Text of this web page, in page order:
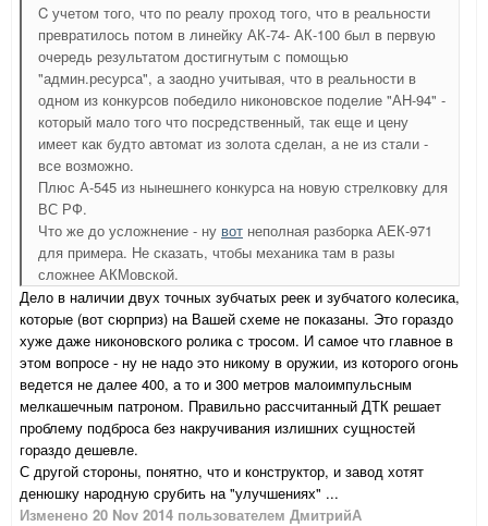
C учетом того, что по реалу проход того, что в реальности
превратилось потом в линейку АК-74- АК-100 был в первую
очередь результатом достигнутым с помощью
"админ.ресурса", а заодно учитывая, что в реальности в
одном из конкурсов победило никоновское поделие "АН-94" -
который мало того что посредственный, так еще и цену
имеет как будто автомат из золота сделан, а не из стали -
все возможно.
Плюс А-545 из нынешнего конкурса на новую стрелковку для
ВС РФ.
Что же до усложнение - ну вот неполная разборка АЕК-971
для примера. Не сказать, чтобы механика там в разы
сложнее АКМовской.
Дело в наличии двух точных зубчатых реек и зубчатого колесика,
которые (вот сюрприз) на Вашей схеме не показаны. Это гораздо
хуже даже никоновского ролика с тросом. И самое что главное в
этом вопросе - ну не надо это никому в оружии, из которого огонь
ведется не далее 400, а то и 300 метров малоимпульсным
мелкашечным патроном. Правильно рассчитанный ДТК решает
проблему подброса без накручивания излишних сущностей
гораздо дешевле.
С другой стороны, понятно, что и конструктор, и завод хотят
денюшку народную срубить на "улучшениях" ...
Изменено 20 Nov 2014 пользователем ДмитрийА